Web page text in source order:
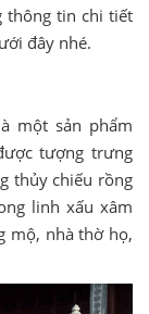
thông tin chi tiết
đây nhé.
một sản phẩm
tượng trưng
thủy chiếu rồng
linh xấu xâm
mộ, nhà thờ họ,